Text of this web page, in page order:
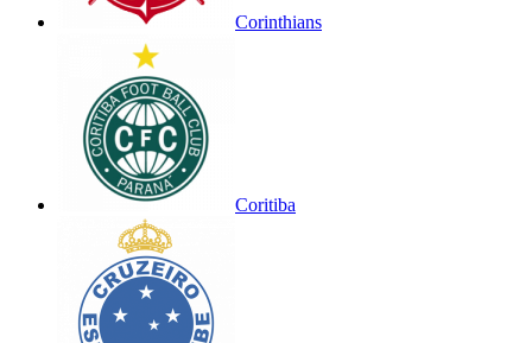
Corinthians
Coritiba